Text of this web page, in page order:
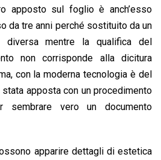
apposto sul foglio è anch’esso
da tre anni perché sostituito da un
diversa mentre la qualifica del
non corrisponde alla dicitura
con la moderna tecnologia è del
apposta con un procedimento
vero un documento
apparire dettagli di estetica